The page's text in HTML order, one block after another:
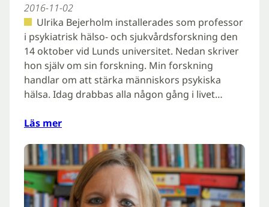
2016-11-02
Ulrika Bejerholm installerades som professor
i psykiatrisk hälso- och sjukvårdsforskning den
14 oktober vid Lunds universitet. Nedan skriver
hon själv om sin forskning. Min forskning
handlar om att stärka människors psykiska
hälsa. Idag drabbas alla någon gång i livet…
Läs mer